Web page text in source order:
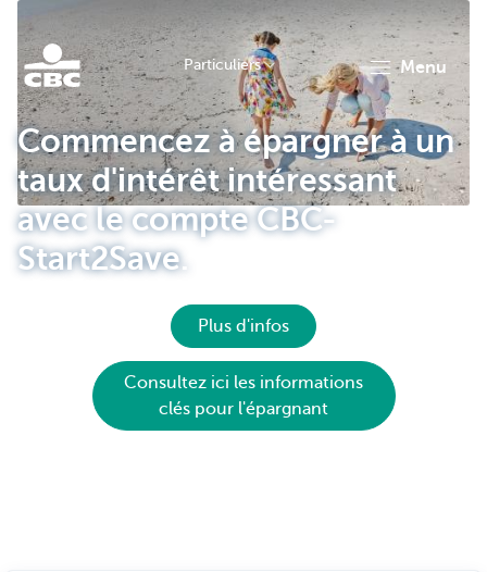
Particulieren
Particuliers menu
Commencez à épargner à un
taux d'intérêt intéressant
avec le compte CBC-
Start2Save.
Plus d'infos
Consultez ici les informations
clés pour l'épargnant